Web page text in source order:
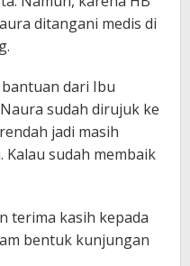
ditangani medis di
dari Ibu
sudah dirujuk ke
jadi masih
Kalau sudah membaik
terima kasih kepada
bentuk kunjungan